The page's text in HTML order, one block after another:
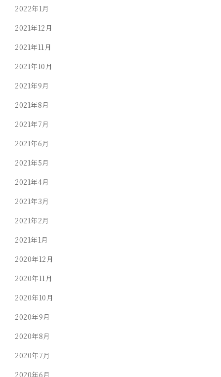
2022年1月
2021年12月
2021年11月
2021年10月
2021年9月
2021年8月
2021年7月
2021年6月
2021年5月
2021年4月
2021年3月
2021年2月
2021年1月
2020年12月
2020年11月
2020年10月
2020年9月
2020年8月
2020年7月
2020年6月